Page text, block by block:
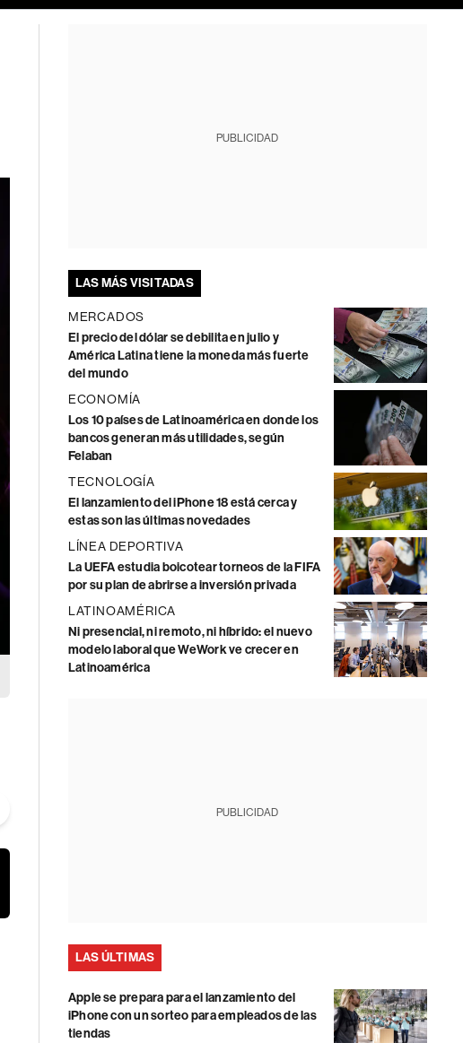
PUBLICIDAD
LAS MÁS VISITADAS
MERCADOS
El precio del dólar se debilita en julio y
América Latina tiene la moneda más fuerte
del mundo
ECONOMÍA
Los 10 países de Latinoamérica en donde los
bancos generan más utilidades, según
Felaban
TECNOLOGÍA
El lanzamiento del iPhone 18 está cerca y
estas son las últimas novedades
LÍNEA DEPORTIVA
La UEFA estudia boicotear torneos de la FIFA
por su plan de abrirse a inversión privada
LATINOAMÉRICA
Ni presencial, ni remoto, ni híbrido: el nuevo
modelo laboral que WeWork ve crecer en
Latinoamérica
PUBLICIDAD
LAS ÚLTIMAS
Apple se prepara para el lanzamiento del
iPhone con un sorteo para empleados de las
tiendas